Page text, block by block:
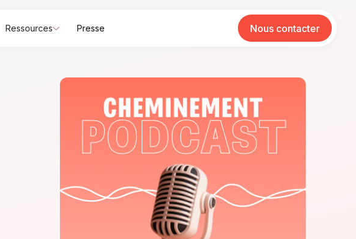
Ressources Presse Nous contacter